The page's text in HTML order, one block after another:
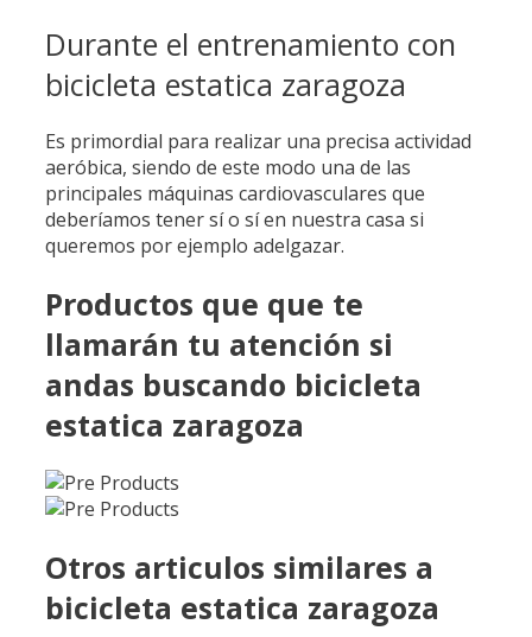
Durante el entrenamiento con
bicicleta estatica zaragoza
Es primordial para realizar una precisa actividad
aeróbica, siendo de este modo una de las
principales máquinas cardiovasculares que
deberíamos tener sí o sí en nuestra casa si
queremos por ejemplo adelgazar.
Productos que que te
llamarán tu atención si
andas buscando bicicleta
estatica zaragoza
Otros articulos similares a
bicicleta estatica zaragoza